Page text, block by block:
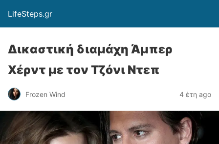
LifeSteps.gr
Δικαστική διαμάχη Άμπερ
Χέρντ με τον Τζόνι Ντεπ
Frozen Wind 4 έτη ago